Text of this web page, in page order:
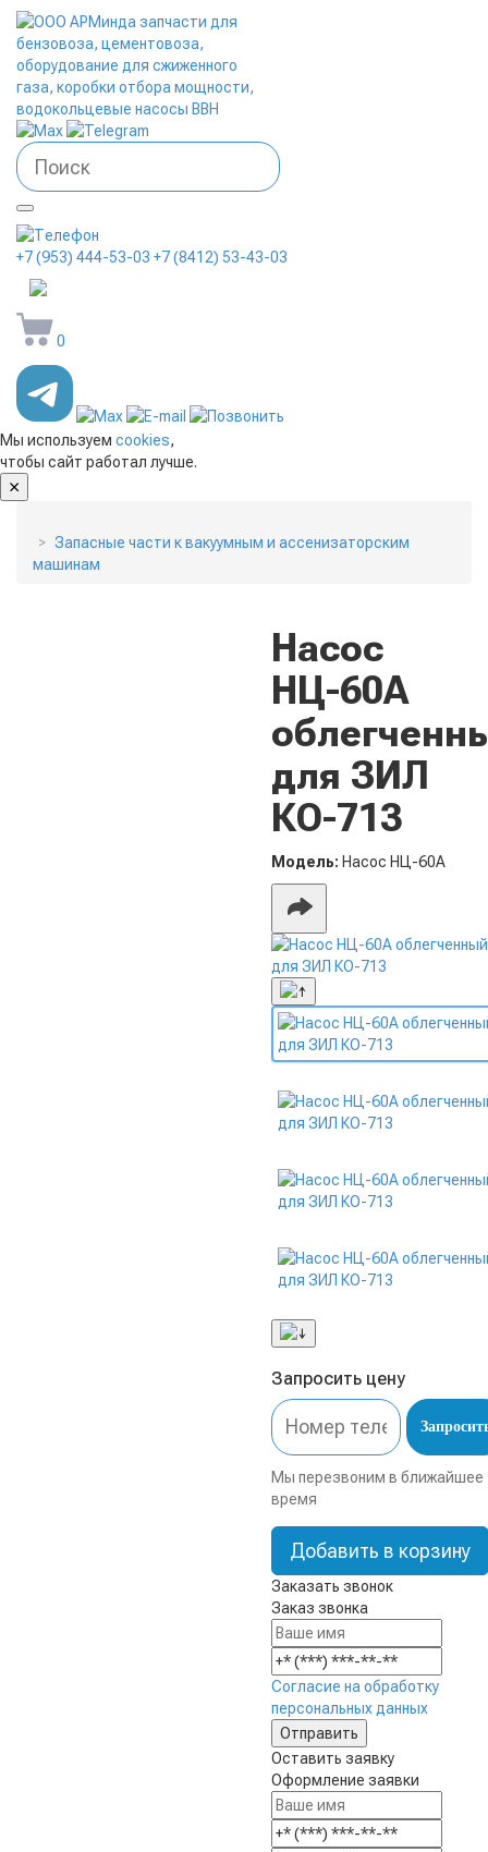
+7 (953) 444-53-03 +7 (8412) 53-43-03
0
Мы используем cookies,
чтобы сайт работал лучше.
Запасные части к вакуумным и ассенизаторским
машинам
Насос
НЦ-60А
для ЗИЛ
КО-713
Модель: Насос НЦ-60А
Запросить цену
Мы перезвоним в ближайшее
время
Добавить в корзину
Заказать звонок
Заказ звонка
Согласие на обработку
персональных данных
Оставить заявку
Оформление заявки